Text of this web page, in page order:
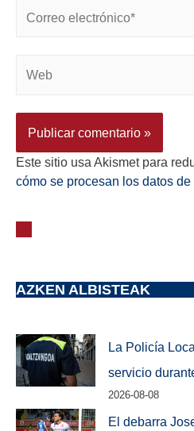
Este sitio usa Akismet para
cómo se procesan los datos
AZKEN ALBISTEAK
La Policía
servicio
2026-08-08
El debarra